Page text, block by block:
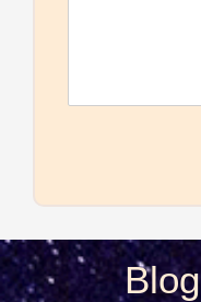
Blog